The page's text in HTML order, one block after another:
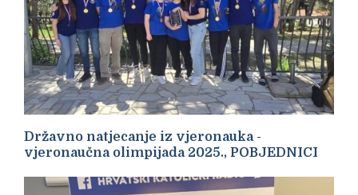
Državno natjecanje iz vjeronauka -
vjeronaučna olimpijada 2025., POBJEDNICI